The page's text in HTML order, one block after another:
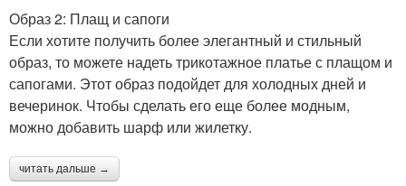
Образ 2: Плащ и сапоги
Если хотите получить более элегантный и стильный
образ, то можете надеть трикотажное платье с плащом и
сапогами. Этот образ подойдет для холодных дней и
вечеринок. Чтобы сделать его еще более модным,
можно добавить шарф или жилетку.
читать дальше →